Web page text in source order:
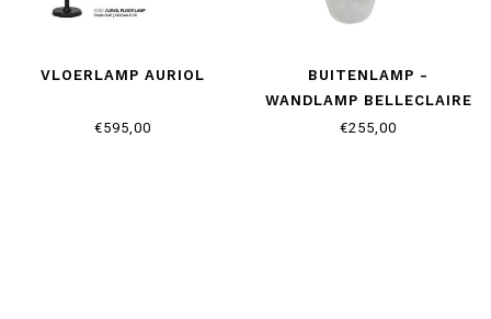
VLOERLAMP AURIOL
€595,00
BUITENLAMP -
WANDLAMP BELLECLAIRE
€255,00